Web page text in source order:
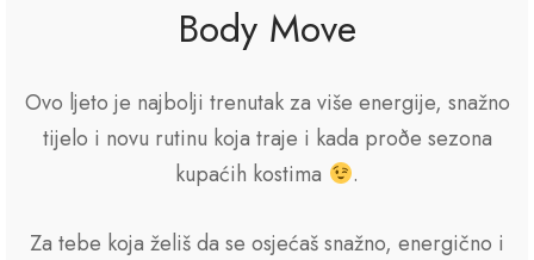
Body Move
Ovo ljeto je najbolji trenutak za više energije, snažno
tijelo i novu rutinu koja traje i kada proðe sezona
kupaćih kostima
.
Za tebe koja želiš da se osjećaš snažno, energično i